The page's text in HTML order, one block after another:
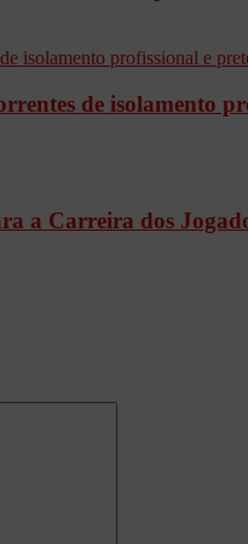
de isolamento
a Carreira dos